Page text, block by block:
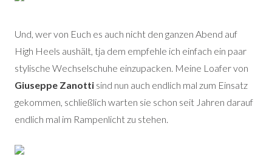
Und, wer von Euch es auch nicht den ganzen Abend auf
High Heels aushält, tja dem empfehle ich einfach ein paar
stylische Wechselschuhe einzupacken. Meine Loafer von
Giuseppe Zanotti sind nun auch endlich mal zum Einsatz
gekommen, schließlich warten sie schon seit Jahren darauf
endlich mal im Rampenlicht zu stehen.